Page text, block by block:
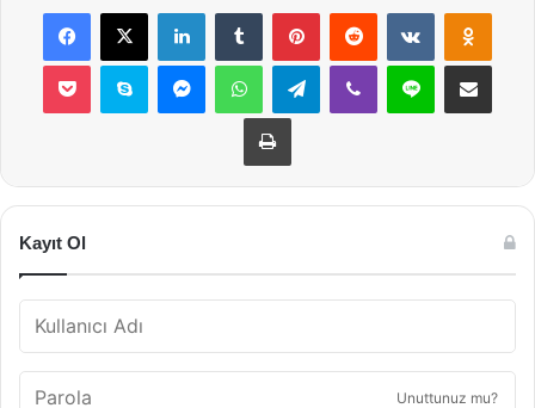
Facebook
X LinkedInTumblr PinterestReddit VKontakte
Pocket Skype MessengerWhatsAppTelegramViber Line E-Posta ile
Yazdır
Kayıt Ol
Unuttunuz mu?